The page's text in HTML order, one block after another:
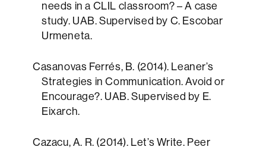
needs in a CLIL classroom? – A case
study. UAB. Supervised by C. Escobar
Urmeneta.
Casanovas Ferrés, B. (2014). Leaner’s
Strategies in Communication. Avoid or
Encourage?. UAB. Supervised by E.
Eixarch.
Cazacu, A. R. (2014). Let’s Write. Peer